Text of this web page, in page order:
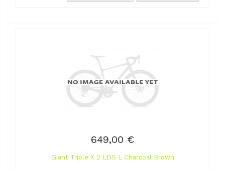
649,00 €
Giant Triple X 2 LDS L Charcoal Brown